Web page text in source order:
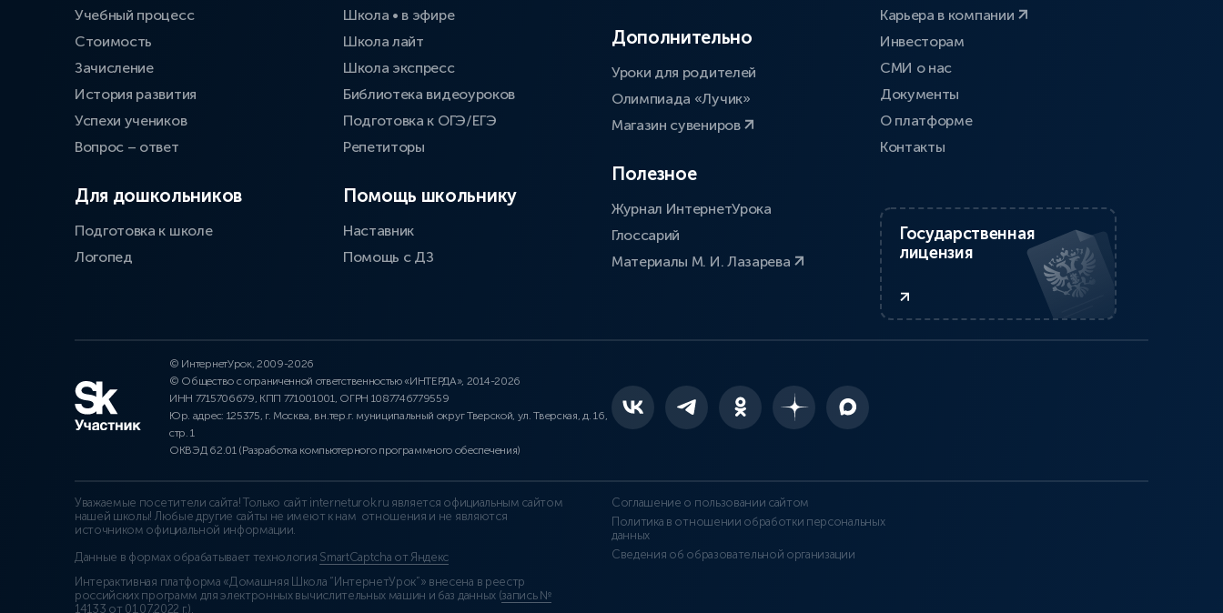
Учебный процесс
Стоимость
Зачисление
История развития
Успехи учеников
Вопрос – ответ
Для дошкольников
Подготовка к школе
Логопед
Школа • в эфире
Школа лайт
Школа экспресс
Библиотека видеоуроков
Подготовка к ОГЭ/ЕГЭ
Репетиторы
Помощь школьнику
Наставник
Помощь с ДЗ
Дополнительно
Уроки для родителей
Олимпиада «Лучик»
Магазин сувениров
Полезное
Журнал ИнтернетУрока
Глоссарий
Материалы М. И. Лазарева
Карьера в компании
Инвесторам
СМИ о нас
Документы
О платформе
Контакты
Государственная
лицензия
© ИнтернетУрок, 2009-2026
© Общество с ограниченной ответственностью «ИНТЕРДА», 2014-2026
ИНН 7715706679, КПП 771001001, ОГРН 1087746779559
Юр. адрес: 125375, г. Москва, вн.тер.г. муниципальный округ Тверской, ул. Тверская, д. 16,
стр. 1
ОКВЭД 62.01 (Разработка компьютерного программного обеспечения)
Уважаемые посетители сайта! Только сайт interneturok.ru является официальным сайтом
нашей школы! Любые другие сайты не имеют к нам отношения и не являются
источником официальной информации.
Данные в формах обрабатывает технология SmartCaptcha от Яндекс
Интерактивная платформа «Домашняя Школа “ИнтернетУрок”» внесена в реестр
российских программ для электронных вычислительных машин и баз данных (запись №
14133 от 01.07.2022 г.).
Соглашение о пользовании сайтом
Политика в отношении обработки персональных
данных
Сведения об образовательной организации